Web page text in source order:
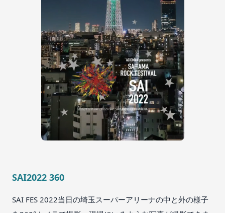
SAI2022 360
SAI FES 2022当日の埼玉スーパーアリーナの中と外の様子